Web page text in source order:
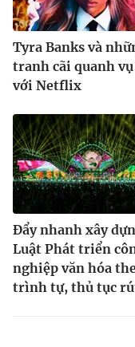
Tyra Banks và
tranh cãi quanh
với Netflix
Đẩy nhanh xây
Luật Phát triển
nghiệp văn hóa
trình tự, thủ tục